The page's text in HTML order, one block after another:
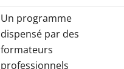
Un programme
dispensé par des
formateurs
professionnels